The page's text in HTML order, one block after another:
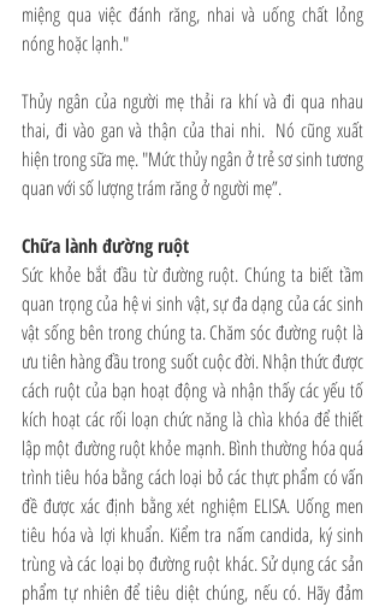
miệng qua việc đánh răng, nhai và uống chất lỏng
nóng hoặc lạnh."
Thủy ngân của người mẹ thải ra khí và đi qua nhau
thai, đi vào gan và thận của thai nhi.  Nó cũng xuất
hiện trong sữa mẹ. "Mức thủy ngân ở trẻ sơ sinh tương
quan với số lượng trám răng ở người mẹ”.
Chữa lành đường ruột
Sức khỏe bắt đầu từ đường ruột. Chúng ta biết tầm
quan trọng của hệ vi sinh vật, sự đa dạng của các sinh
vật sống bên trong chúng ta. Chăm sóc đường ruột là
ưu tiên hàng đầu trong suốt cuộc đời. Nhận thức được
cách ruột của bạn hoạt động và nhận thấy các yếu tố
kích hoạt các rối loạn chức năng là chìa khóa để thiết
lập một đường ruột khỏe mạnh. Bình thường hóa quá
trình tiêu hóa bằng cách loại bỏ các thực phẩm có vấn
đề được xác định bằng xét nghiệm ELISA. Uống men
tiêu hóa và lợi khuẩn. Kiểm tra nấm candida, ký sinh
trùng và các loại bọ đường ruột khác. Sử dụng các sản
phẩm tự nhiên để tiêu diệt chúng, nếu có. Hãy đảm